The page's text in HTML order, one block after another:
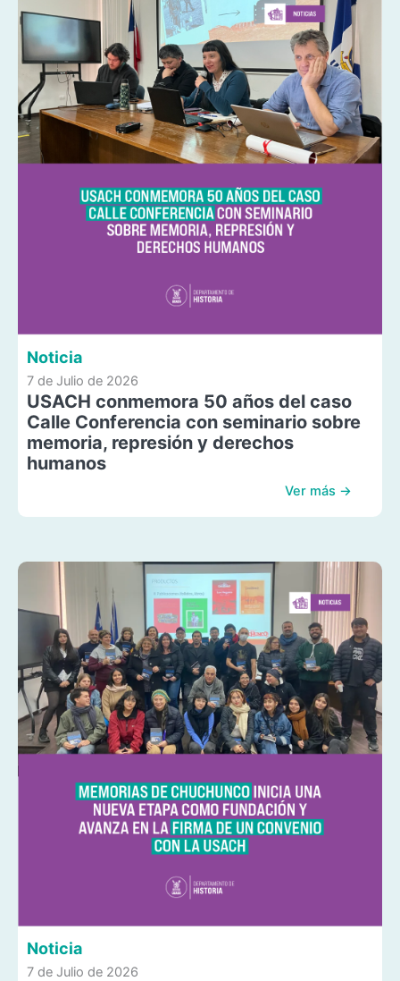
Noticia
7 de Julio de 2026
USACH conmemora 50 años del caso
Calle Conferencia con seminario sobre
memoria, represión y derechos
humanos
Ver más →
Noticia
7 de Julio de 2026